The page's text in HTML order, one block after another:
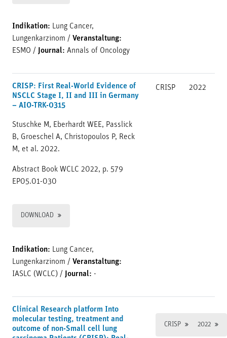
Indikation: Lung Cancer,
Lungenkarzinom / Veranstaltung:
ESMO / Journal: Annals of Oncology
CRISP: First Real-World Evidence of
NSCLC Stage I, II and III in Germany
– AIO-TRK-0315
Stuschke M, Eberhardt WEE, Passlick
B, Groeschel A, Christopoulos P, Reck
M, et al. 2022.
Abstract Book WCLC 2022, p. 579
EP05.01-030
DOWNLOAD
Indikation: Lung Cancer,
Lungenkarzinom / Veranstaltung:
IASLC (WCLC) / Journal: -
CRISP 2022
Clinical Research platform Into
molecular testing, treatment and
outcome of non-Small cell lung
CRISP 2022